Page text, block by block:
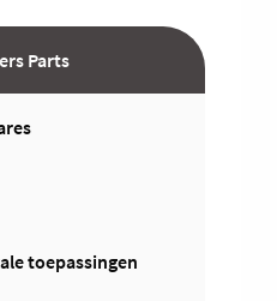
Parts
toepassingen